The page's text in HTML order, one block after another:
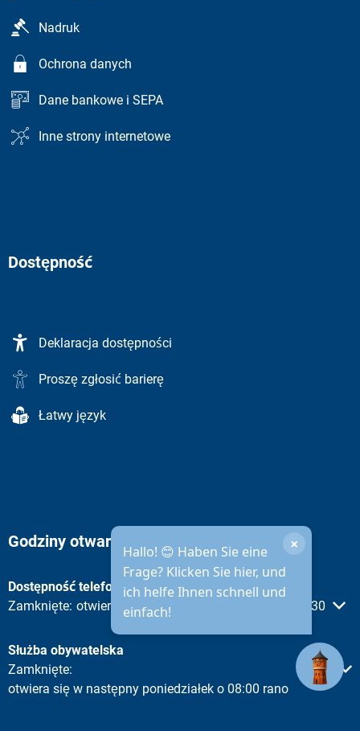
Nadruk
Ochrona danych
Dane bankowe i SEPA
Inne strony internetowe
Dostępność
Deklaracja dostępności
Proszę zgłosić barierę
Łatwy język
Hallo! 😊 Haben Sie eine
Frage? Klicken Sie hier, und
ich helfe Ihnen schnell und
einfach!
×
Godziny otwarcia administracji miejskiej
Dostępność telefoniczna
Proszę kliknąć, aby ukryć inne godziny otwarcia lub
Zamknięte: otwieramy w następny poniedziałek o 08:30
Służba obywatelska
Proszę kliknąć, aby ukryć inne godziny otwarcia lub
Zamknięte:
otwiera się w następny poniedziałek o 08:00 rano